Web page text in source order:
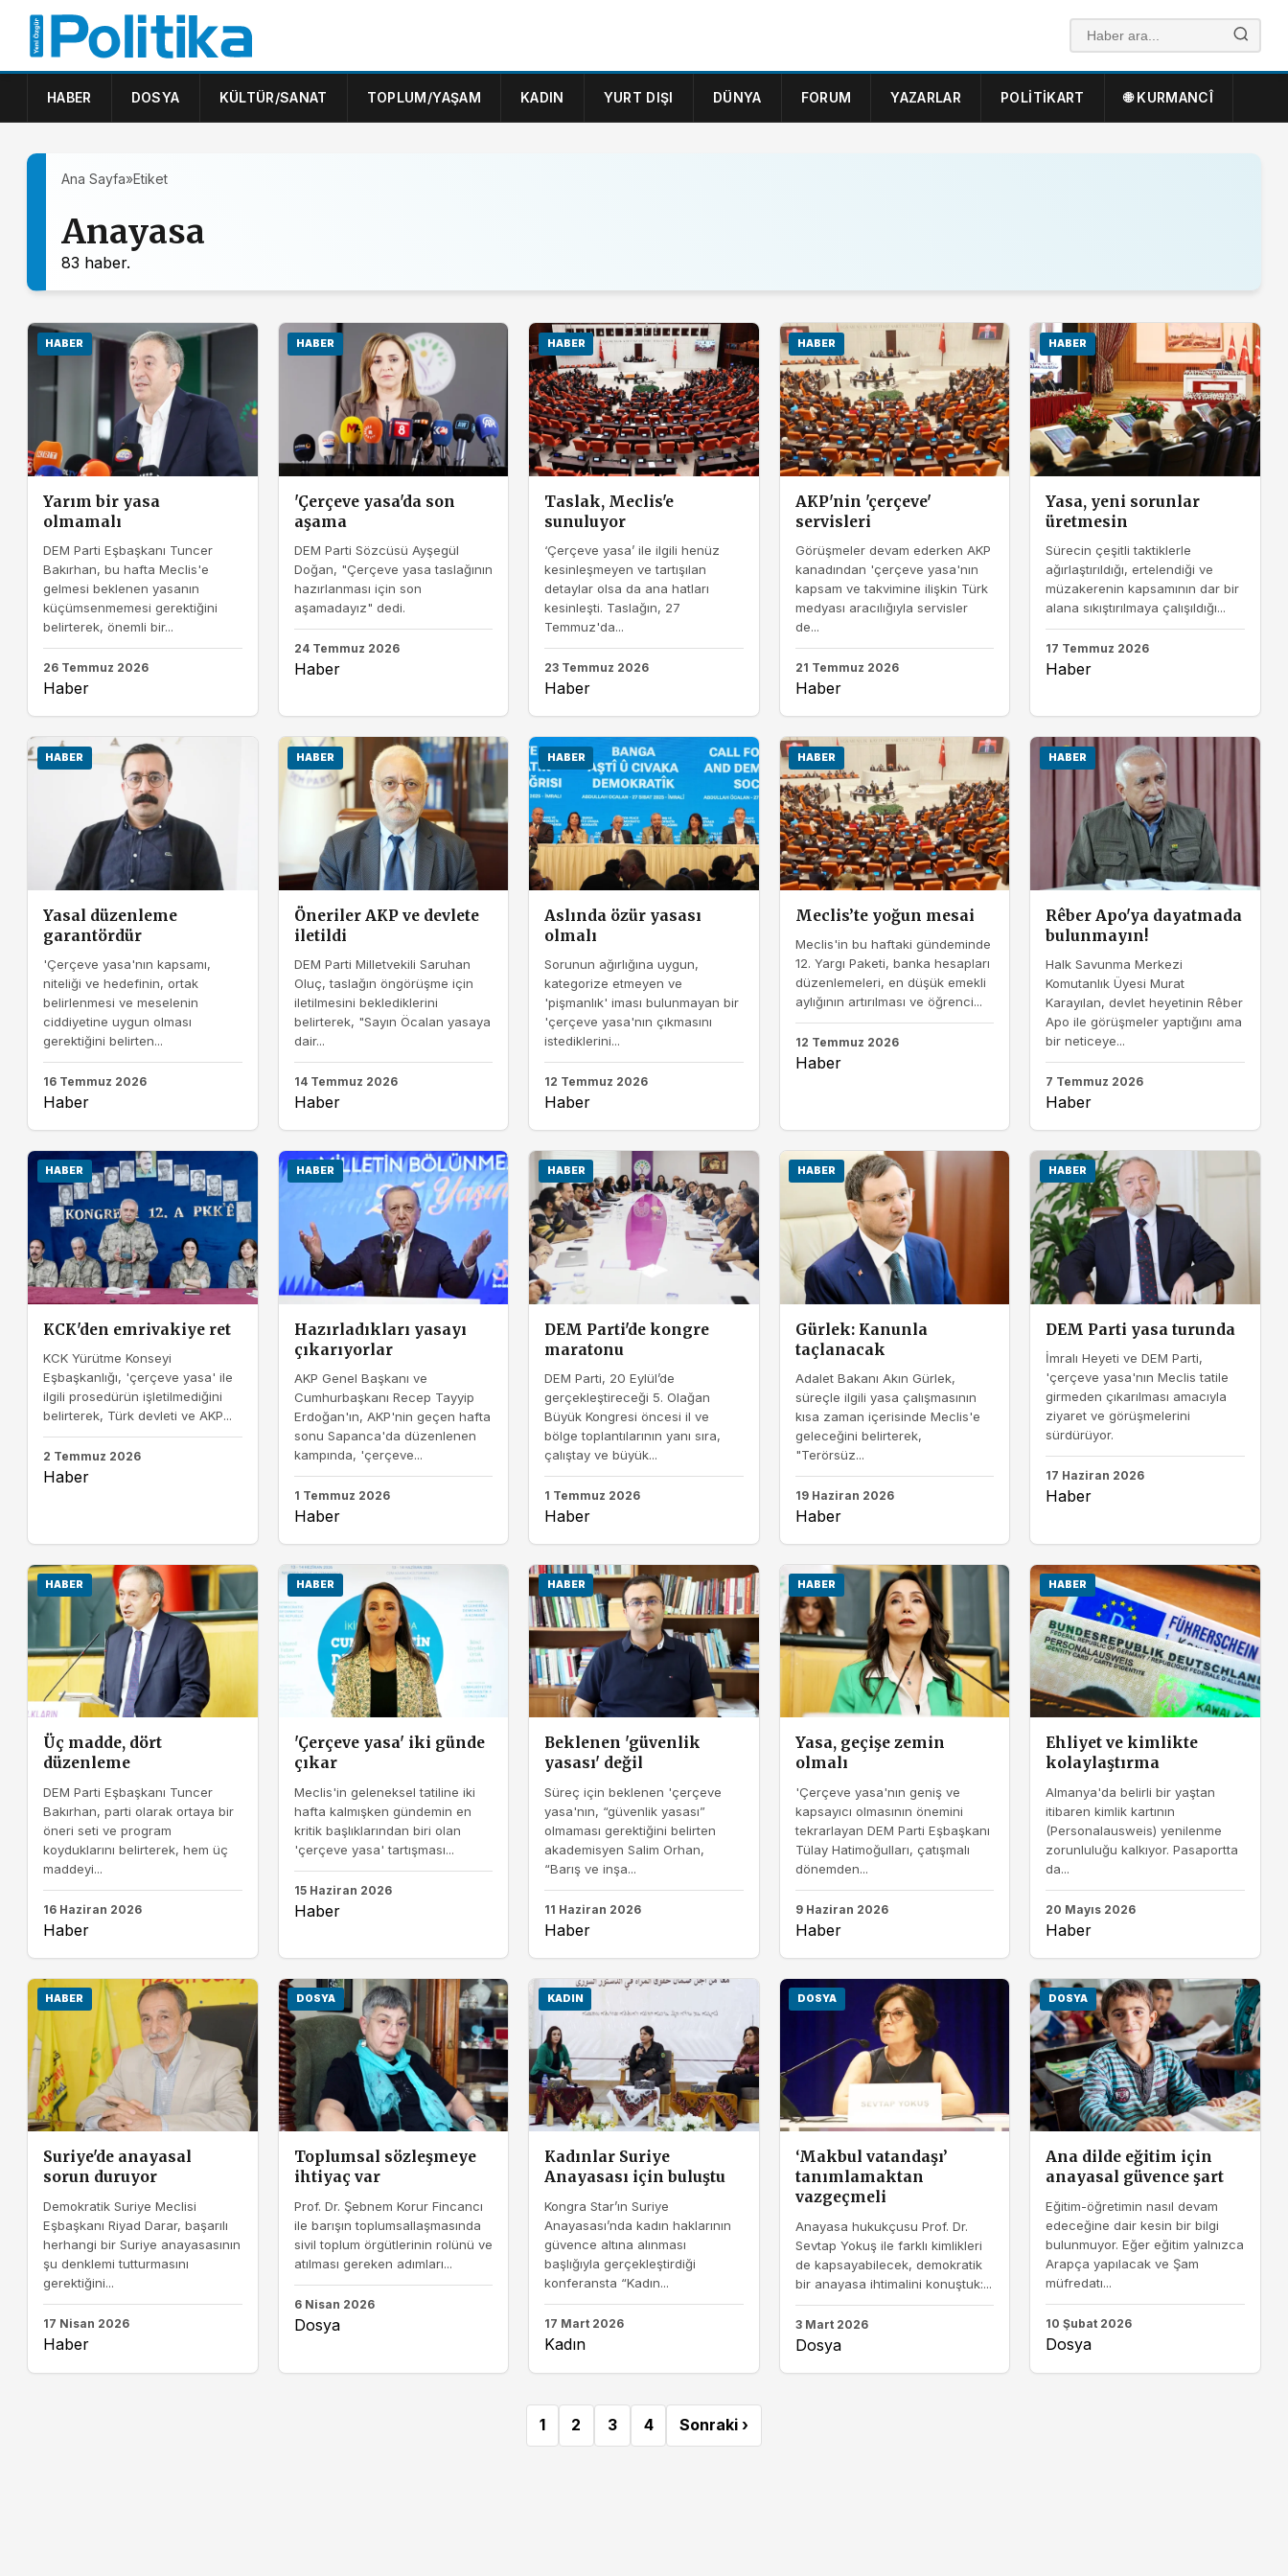
HABER DOSYA KÜLTÜR/SANAT TOPLUM/YAŞAM KADIN YURT DIŞI DÜNYA FORUM YAZARLAR POLITIKART 🌐 KURMANCÎ
Ana Sayfa»Etiket
Anayasa
83 haber.
HABER
Yarım bir yasa
olmamalı
DEM Parti Eşbaşkanı Tuncer
Bakırhan, bu hafta Meclis'e
gelmesi beklenen yasanın
küçümsenmemesi gerektiğini
belirterek, önemli bir...
26 Temmuz 2026
Haber
HABER
'Çerçeve yasa'da son
aşama
DEM Parti Sözcüsü Ayşegül
Doğan, "Çerçeve yasa taslağının
hazırlanması için son
aşamadayız" dedi.
24 Temmuz 2026
Haber
HABER
Taslak, Meclis'e
sunuluyor
‘Çerçeve yasa’ ile ilgili henüz
kesinleşmeyen ve tartışılan
detaylar olsa da ana hatları
kesinleşti. Taslağın, 27
Temmuz'da...
23 Temmuz 2026
Haber
HABER
AKP'nin 'çerçeve'
servisleri
Görüşmeler devam ederken AKP
kanadından 'çerçeve yasa'nın
kapsam ve takvimine ilişkin Türk
medyası aracılığıyla servisler
de...
21 Temmuz 2026
Haber
HABER
Yasa, yeni sorunlar
üretmesin
Sürecin çeşitli taktiklerle
ağırlaştırıldığı, ertelendiği ve
müzakerenin kapsamının dar bir
alana sıkıştırılmaya çalışıldığı...
17 Temmuz 2026
Haber
HABER
Yasal düzenleme
garantördür
'Çerçeve yasa'nın kapsamı,
niteliği ve hedefinin, ortak
belirlenmesi ve meselenin
ciddiyetine uygun olması
gerektiğini belirten...
16 Temmuz 2026
Haber
HABER
Öneriler AKP ve devlete
iletildi
DEM Parti Milletvekili Saruhan
Oluç, taslağın öngörüşme için
iletilmesini beklediklerini
belirterek, "Sayın Öcalan yasaya
dair...
14 Temmuz 2026
Haber
HABER
Aslında özür yasası
olmalı
Sorunun ağırlığına uygun,
kategorize etmeyen ve
'pişmanlık' iması bulunmayan bir
'çerçeve yasa'nın çıkmasını
istediklerini...
12 Temmuz 2026
Haber
HABER
Meclis’te yoğun mesai
Meclis'in bu haftaki gündeminde
12. Yargı Paketi, banka hesapları
düzenlemeleri, en düşük emekli
aylığının artırılması ve öğrenci...
12 Temmuz 2026
Haber
HABER
Rêber Apo'ya dayatmada
bulunmayın!
Halk Savunma Merkezi
Komutanlık Üyesi Murat
Karayılan, devlet heyetinin Rêber
Apo ile görüşmeler yaptığını ama
bir neticeye...
7 Temmuz 2026
Haber
HABER
KCK'den emrivakiye ret
KCK Yürütme Konseyi
Eşbaşkanlığı, 'çerçeve yasa' ile
ilgili prosedürün işletilmediğini
belirterek, Türk devleti ve AKP...
2 Temmuz 2026
Haber
HABER
Hazırladıkları yasayı
çıkarıyorlar
AKP Genel Başkanı ve
Cumhurbaşkanı Recep Tayyip
Erdoğan'ın, AKP'nin geçen hafta
sonu Sapanca'da düzenlenen
kampında, 'çerçeve...
1 Temmuz 2026
Haber
HABER
DEM Parti'de kongre
maratonu
DEM Parti, 20 Eylül’de
gerçekleştireceği 5. Olağan
Büyük Kongresi öncesi il ve
bölge toplantılarının yanı sıra,
çalıştay ve büyük...
1 Temmuz 2026
Haber
HABER
Gürlek: Kanunla
taçlanacak
Adalet Bakanı Akın Gürlek,
süreçle ilgili yasa çalışmasının
kısa zaman içerisinde Meclis'e
geleceğini belirterek,
"Terörsüz...
19 Haziran 2026
Haber
HABER
DEM Parti yasa turunda
İmralı Heyeti ve DEM Parti,
'çerçeve yasa'nın Meclis tatile
girmeden çıkarılması amacıyla
ziyaret ve görüşmelerini
sürdürüyor.
17 Haziran 2026
Haber
HABER
Üç madde, dört
düzenleme
DEM Parti Eşbaşkanı Tuncer
Bakırhan, parti olarak ortaya bir
öneri seti ve program
koyduklarını belirterek, hem üç
maddeyi...
16 Haziran 2026
Haber
HABER
'Çerçeve yasa' iki günde
çıkar
Meclis'in geleneksel tatiline iki
hafta kalmışken gündemin en
kritik başlıklarından biri olan
'çerçeve yasa' tartışması...
15 Haziran 2026
Haber
HABER
Beklenen 'güvenlik
yasası' değil
Süreç için beklenen 'çerçeve
yasa'nın, “güvenlik yasası”
olmaması gerektiğini belirten
akademisyen Salim Orhan,
“Barış ve inşa...
11 Haziran 2026
Haber
HABER
Yasa, geçişe zemin
olmalı
'Çerçeve yasa'nın geniş ve
kapsayıcı olmasının önemini
tekrarlayan DEM Parti Eşbaşkanı
Tülay Hatimoğulları, çatışmalı
dönemden...
9 Haziran 2026
Haber
HABER
Ehliyet ve kimlikte
kolaylaştırma
Almanya'da belirli bir yaştan
itibaren kimlik kartının
(Personalausweis) yenilenme
zorunluluğu kalkıyor. Pasaportta
da...
20 Mayıs 2026
Haber
HABER
Suriye'de anayasal
sorun duruyor
Demokratik Suriye Meclisi
Eşbaşkanı Riyad Darar, başarılı
herhangi bir Suriye anayasasının
şu denklemi tutturmasını
gerektiğini...
17 Nisan 2026
Haber
DOSYA
Toplumsal sözleşmeye
ihtiyaç var
Prof. Dr. Şebnem Korur Fincancı
ile barışın toplumsallaşmasında
sivil toplum örgütlerinin rolünü ve
atılması gereken adımları...
6 Nisan 2026
Dosya
KADIN
Kadınlar Suriye
Anayasası için buluştu
Kongra Star’ın Suriye
Anayasası’nda kadın haklarının
güvence altına alınması
başlığıyla gerçekleştirdiği
konferansta “Kadın...
17 Mart 2026
Kadın
DOSYA
‘Makbul vatandaşı’
tanımlamaktan
vazgeçmeli
Anayasa hukukçusu Prof. Dr.
Sevtap Yokuş ile farklı kimlikleri
de kapsayabilecek, demokratik
bir anayasa ihtimalini konuştuk:...
3 Mart 2026
Dosya
DOSYA
Ana dilde eğitim için
anayasal güvence şart
Eğitim-öğretimin nasıl devam
edeceğine dair kesin bir bilgi
bulunmuyor. Eğer eğitim yalnızca
Arapça yapılacak ve Şam
müfredatı...
10 Şubat 2026
Dosya
1 2 3 4 Sonraki ›